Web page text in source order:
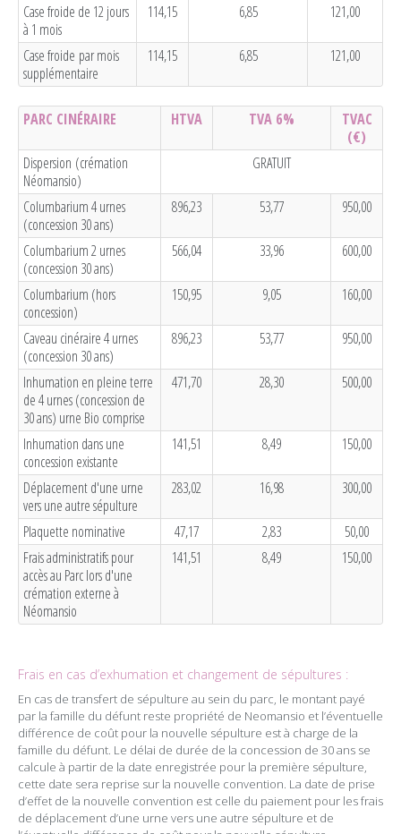
Case froide de 12 jours
à 1 mois
114,15 6,85 121,00
Case froide par mois
supplémentaire
114,15 6,85 121,00
PARC CINÉRAIRE HTVA TVA 6%
TVAC
(€)
Dispersion (crémation
Néomansio)
GRATUIT
Columbarium 4 urnes
(concession 30 ans)
896,23 53,77 950,00
Columbarium 2 urnes
(concession 30 ans)
566,04 33,96 600,00
Columbarium (hors
concession)
150,95 9,05 160,00
Caveau cinéraire 4 urnes
(concession 30 ans)
896,23 53,77 950,00
Inhumation en pleine terre
de 4 urnes (concession de
30 ans) urne Bio comprise
471,70 28,30 500,00
Inhumation dans une
concession existante
141,51 8,49 150,00
Déplacement d'une urne
vers une autre sépulture
283,02 16,98 300,00
Plaquette nominative 47,17 2,83
50,00
Frais administratifs pour
accès au Parc lors d'une
crémation externe à
Néomansio
141,51 8,49 150,00
Frais en cas d’exhumation et changement de sépultures :
En cas de transfert de sépulture au sein du parc, le montant payé
par la famille du défunt reste propriété de Neomansio et l’éventuelle
différence de coût pour la nouvelle sépulture est à charge de la
famille du défunt. Le délai de durée de la concession de 30 ans se
calcule à partir de la date enregistrée pour la première sépulture,
cette date sera reprise sur la nouvelle convention. La date de prise
d’effet de la nouvelle convention est celle du paiement pour les frais
de déplacement d’une urne vers une autre sépulture et de